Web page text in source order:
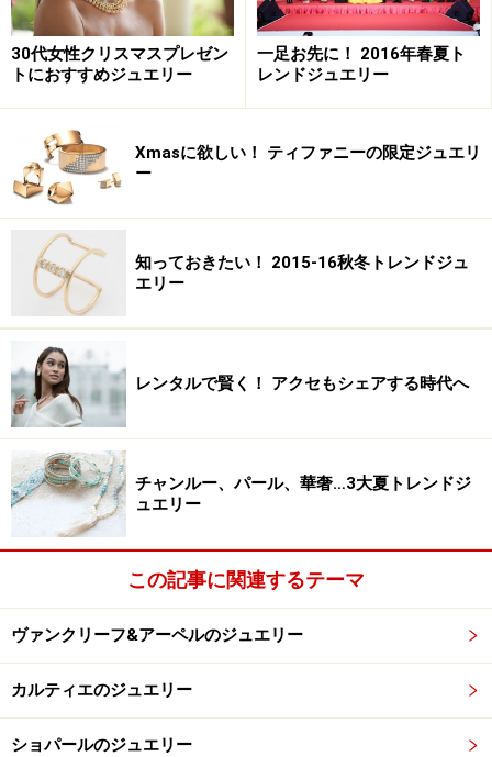
30代女性クリスマスプレゼン
トにおすすめジュエリー
一足お先に！ 2016年春夏ト
レンドジュエリー
Xmasに欲しい！ ティファニーの限定ジュエリ
ー
知っておきたい！ 2015-16秋冬トレンドジュ
エリー
レンタルで賢く！ アクセもシェアする時代へ
チャンルー、パール、華奢…3大夏トレンドジ
ュエリー
この記事に関連するテーマ
ヴァンクリーフ&アーペルのジュエリー
カルティエのジュエリー
ショパールのジュエリー